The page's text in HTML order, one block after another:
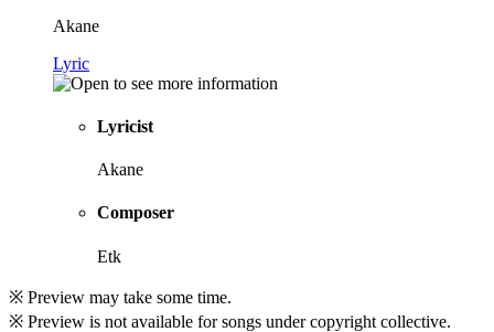
Akane
Lyric
Lyricist
Akane
Composer
Etk
※ Preview may take some time.
※ Preview is not available for songs under copyright collective.